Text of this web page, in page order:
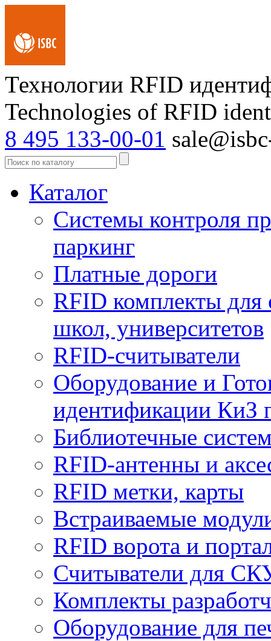
Технологии RFID
Technologies of RFID
8 495 133-00-01
Каталог
Системы контроля
паркинг
Платные дороги
RFID комплекты для
школ, университетов
RFID-считыватели
Оборудование и
идентификации
Библиотечные
RFID-антенны и
RFID метки, карты
Встраиваемые
RFID ворота и
Считыватели для
Комплекты
Оборудование для